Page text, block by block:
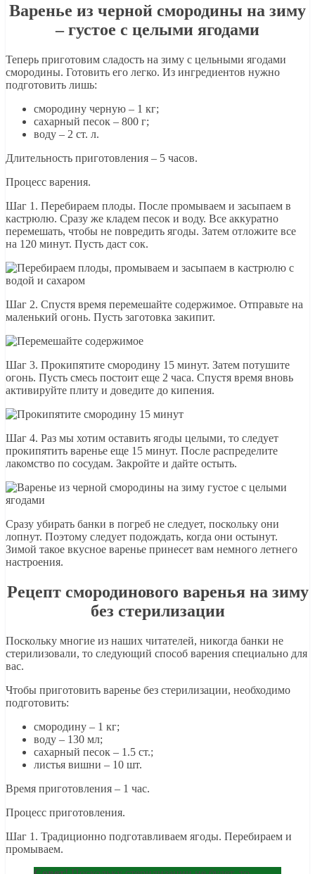
Варенье из черной смородины на зиму
– густое с целыми ягодами
Теперь приготовим сладость на зиму с цельными ягодами
смородины. Готовить его легко. Из ингредиентов нужно
подготовить лишь:
смородину черную – 1 кг;
сахарный песок – 800 г;
воду – 2 ст. л.
Длительность приготовления – 5 часов.
Процесс варения.
Шаг 1. Перебираем плоды. После промываем и засыпаем в
кастрюлю. Сразу же кладем песок и воду. Все аккуратно
перемешать, чтобы не повредить ягоды. Затем отложите все
на 120 минут. Пусть даст сок.
Шаг 2. Спустя время перемешайте содержимое. Отправьте на
маленький огонь. Пусть заготовка закипит.
Шаг 3. Прокипятите смородину 15 минут. Затем потушите
огонь. Пусть смесь постоит еще 2 часа. Спустя время вновь
активируйте плиту и доведите до кипения.
Шаг 4. Раз мы хотим оставить ягоды целыми, то следует
прокипятить варенье еще 15 минут. После распределите
лакомство по сосудам. Закройте и дайте остыть.
Сразу убирать банки в погреб не следует, поскольку они
лопнут. Поэтому следует подождать, когда они остынут.
Зимой такое вкусное варенье принесет вам немного летнего
настроения.
Рецепт смородинового варенья на зиму
без стерилизации
Поскольку многие из наших читателей, никогда банки не
стерилизовали, то следующий способ варения специально для
вас.
Чтобы приготовить варенье без стерилизации, необходимо
подготовить:
смородину – 1 кг;
воду – 130 мл;
сахарный песок – 1.5 ст.;
листья вишни – 10 шт.
Время приготовления – 1 час.
Процесс приготовления.
Шаг 1. Традиционно подготавливаем ягоды. Перебираем и
промываем.